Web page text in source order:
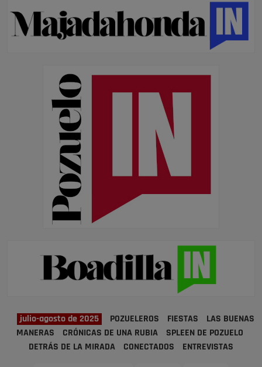
julio-agosto de 2025 POZUELEROS FIESTAS
LAS BUENAS
MANERAS
CRÓNICAS DE UNA RUBIA
SPLEEN DE POZUELO
DETRÁS DE LA MIRADA
CONECTADOS ENTREVISTAS